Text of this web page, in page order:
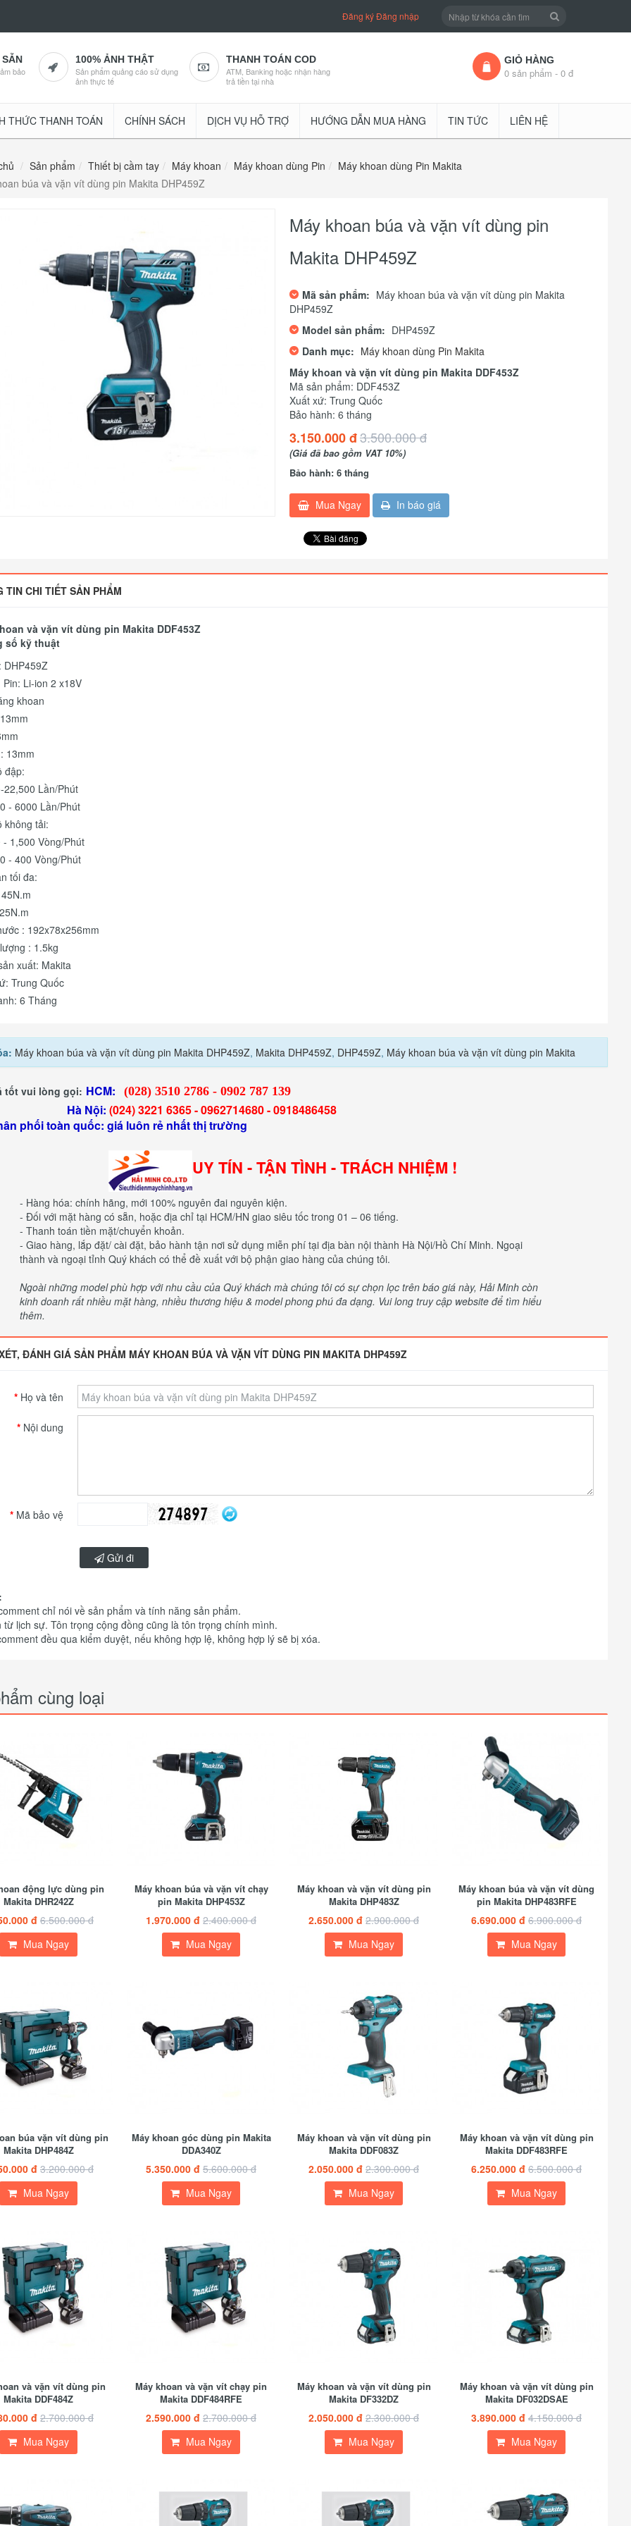
Đăng kýĐăng nhập
bảo
100% ẢNH THẬT
Sản phẩm quảng cáo sử dụng
ảnh thực tế
THANH TOÁN COD
ATM, Banking hoặc nhận hàng
trả tiền tại nhà
GIỎ HÀNG
0 sản phẩm - 0 đ
THỨC THANH TOÁN CHÍNH SÁCH DỊCH VỤ HỖ TRỢ HƯỚNG DẪN MUA HÀNG TIN TỨC LIÊN HỆ
Sản phẩm Thiết bị cầm tay Máy khoan Máy khoan dùng Pin
Máy khoan dùng Pin Makita
búa và vặn vít dùng pin Makita DHP459Z
Máy khoan búa và vặn vít dùng pin
Makita DHP459Z
Mã sản phẩm: Máy khoan búa và vặn vít dùng pin Makita
DHP459Z
Model sản phẩm: DHP459Z
Danh mục: Máy khoan dùng Pin Makita
Máy khoan và vặn vít dùng pin Makita DDF453Z
Mã sản phẩm: DDF453Z
Xuất xứ: Trung Quốc
Bảo hành: 6 tháng
3.150.000 đ3.500.000 đ
(Giá đã bao gồm VAT 10%)
Bảo hành: 6 tháng
Mua Ngay In báo giá
TIN CHI TIẾT SẢN PHẨM
và vặn vít dùng pin Makita DDF453Z
số kỹ thuật
DHP459Z
Pin: Li-ion 2 x18V
khoan
13mm
đập:
22,500 Lần/Phút
- 6000 Lần/Phút
không tải:
- 1,500 Vòng/Phút
- 400 Vòng/Phút
tối đa:
: 192x78x256mm
: 1.5kg
xuất: Makita
Trung Quốc
6 Tháng
Máy khoan búa và vặn vít dùng pin Makita DHP459Z, Makita DHP459Z, DHP459Z, Máy khoan búa và vặn vít dùng pin Makita
tốt vui lòng gọi: HCM: (028) 3510 2786 - 0902 787 139
Nội: (024) 3221 6365 -0962714680 -0918486458
phối toàn quốc: giá luôn rẻ nhất thị trường
UY TÍN - TẬN TÌNH - TRÁCH NHIỆM !
- Hàng hóa: chính hãng, mới 100% nguyên đai nguyên kiện.
- Đối với mặt hàng có sẵn, hoặc địa chỉ tại HCM/HN giao siêu tốc trong 01 – 06 tiếng.
- Thanh toán tiền mặt/chuyển khoản.
- Giao hàng, lắp đặt/ cài đặt, bảo hành tận nơi sử dụng miễn phí tại địa bàn nội thành Hà Nội/Hồ Chí Minh. Ngoại
thành và ngoại tỉnh Quý khách có thể đề xuất với bộ phận giao hàng của chúng tôi.
Ngoài những model phù hợp với nhu cầu của Quý khách mà chúng tôi có sự chọn lọc trên báo giá này, Hải Minh còn
kinh doanh rất nhiều mặt hàng, nhiều thương hiệu & model phong phú đa dạng. Vui long truy cập website để tìm hiểu
thêm.
ĐÁNH GIÁ SẢN PHẨM MÁY KHOAN BÚA VÀ VẶN VÍT DÙNG PIN MAKITA DHP459Z
Họ và tên
Nội dung
Mã bảo vệ
Gửi đi
chỉ nói về sản phẩm và tính năng sản phẩm.
từ lịch sự. Tôn trọng cộng đồng cũng là tôn trọng chính mình.
đều qua kiểm duyệt, nếu không hợp lệ, không hợp lý sẽ bị xóa.
cùng loại
động lực dùng pin
Makita DHR242Z
đ 6.500.000 đ
Mua Ngay
Máy khoan búa và vặn vít chạy
pin Makita DHP453Z
1.970.000 đ 2.400.000 đ
Mua Ngay
Máy khoan và vặn vít dùng pin
Makita DHP483Z
2.650.000 đ 2.900.000 đ
Mua Ngay
Máy khoan búa và vặn vít dùng
pin Makita DHP483RFE
6.690.000 đ 6.900.000 đ
Mua Ngay
búa vặn vít dùng pin
Makita DHP484Z
đ 3.200.000 đ
Mua Ngay
Máy khoan góc dùng pin Makita
DDA340Z
5.350.000 đ 5.600.000 đ
Mua Ngay
Máy khoan và vặn vít dùng pin
Makita DDF083Z
2.050.000 đ 2.300.000 đ
Mua Ngay
Máy khoan và vặn vít dùng pin
Makita DDF483RFE
6.250.000 đ 6.500.000 đ
Mua Ngay
và vặn vít dùng pin
Makita DDF484Z
đ 2.700.000 đ
Mua Ngay
Máy khoan và vặn vít chạy pin
Makita DDF484RFE
2.590.000 đ 2.700.000 đ
Mua Ngay
Máy khoan và vặn vít dùng pin
Makita DF332DZ
2.050.000 đ 2.300.000 đ
Mua Ngay
Máy khoan và vặn vít dùng pin
Makita DF032DSAE
3.890.000 đ 4.150.000 đ
Mua Ngay